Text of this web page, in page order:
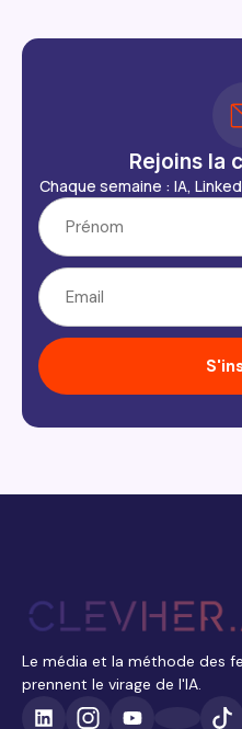
Rejoins la
Chaque semaine : IA,
Le média et la méthode des
prennent le virage de l'IA.